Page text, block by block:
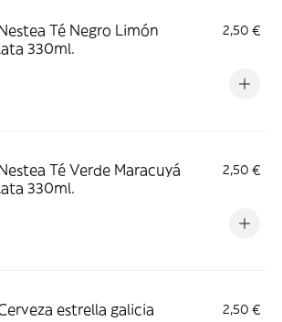
Té Negro Limón
330ml.
2,50 €
Té Verde Maracuyá
330ml.
2,50 €
estrella galicia
2,50 €